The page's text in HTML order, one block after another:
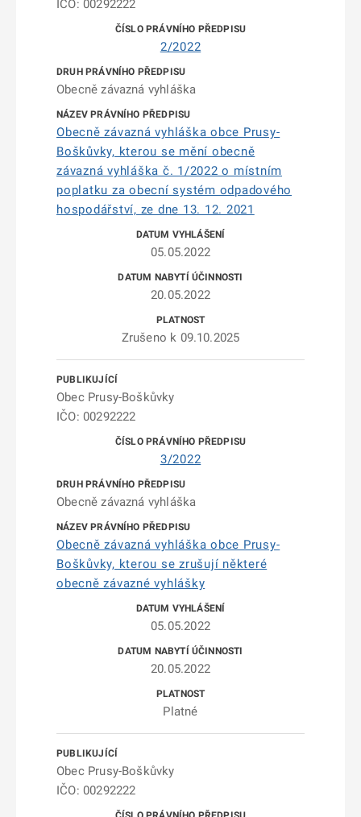
IČO: 00292222
2/2022
Obecně závazná vyhláška
Obecně závazná vyhláška obce Prusy-
Boškůvky, kterou se mění obecně
závazná vyhláška č. 1/2022 o místním
poplatku za obecní systém odpadového
hospodářství, ze dne 13. 12. 2021
05.05.2022
20.05.2022
Zrušeno k 09.10.2025
Obec Prusy-Boškůvky
IČO: 00292222
3/2022
Obecně závazná vyhláška
Obecně závazná vyhláška obce Prusy-
Boškůvky, kterou se zrušují některé
obecně závazné vyhlášky
05.05.2022
20.05.2022
Platné
Obec Prusy-Boškůvky
IČO: 00292222